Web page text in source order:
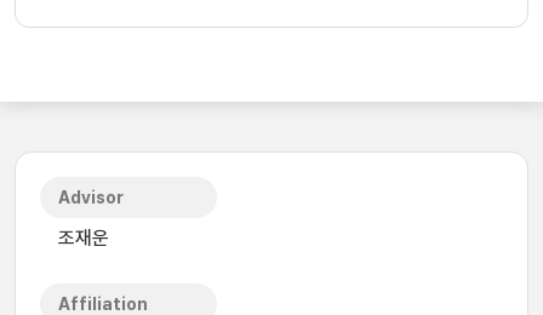
Advisor
조재운
Affiliation